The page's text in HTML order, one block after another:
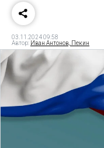
03.11.2024 09:58
Автор: Иван Антонов, Пекин